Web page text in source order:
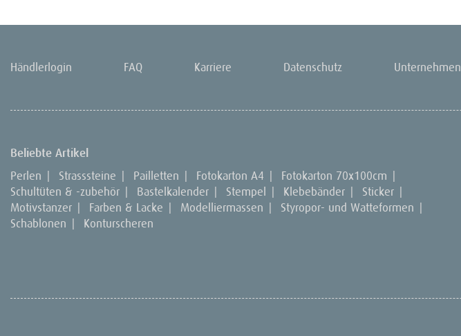
Händlerlogin FAQ Karriere Datenschutz Unternehmen
Beliebte Artikel
Perlen Strasssteine Pailletten Fotokarton A4 Fotokarton 70x100cm
Schultüten & -zubehör
Bastelkalender Stempel Klebebänder Sticker
Motivstanzer
Farben & Lacke Modelliermassen Styropor- und Watteformen
Schablonen
Konturscheren